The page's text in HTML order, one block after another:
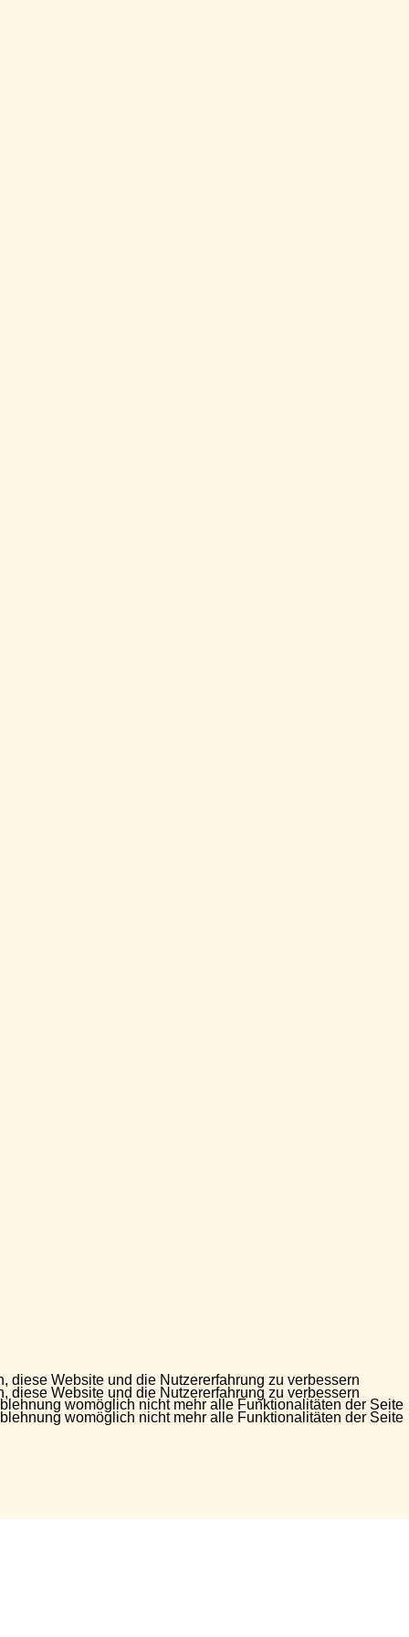
diese Website und die Nutzererfahrung zu verbessern
womöglich nicht mehr alle Funktionalitäten der Seite
diese Website und die Nutzererfahrung zu verbessern
womöglich nicht mehr alle Funktionalitäten der Seite